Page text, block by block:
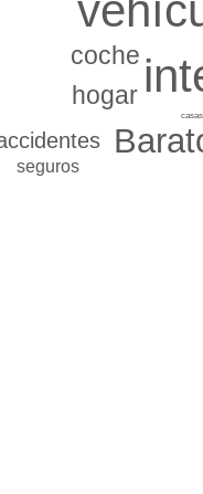
coche
hogar
seguros
casas